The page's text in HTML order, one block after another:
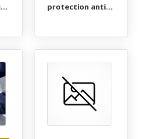
protection anti-
sec ou
legerement
huileux. taille 6 a